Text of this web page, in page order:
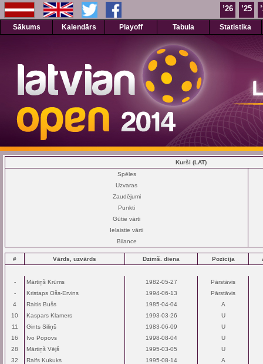
’25
’26
Sākums Kalendārs Playoff Tabula Statistika
Kurši (LAT)
Spēles
Uzvaras
Zaudējumi
Punkti
Gūtie vārti
Ielaistie vārti
Bilance
# Vārds, uzvārds Dzimš. diena Pozīcija
- Mārtiņš Krūms 1982-05-27
Pārstāvis
-
Kristaps Ošs-Ervins 1994-06-13
Pārstāvis
4
Raitis Bušs 1985-04-04
A
10
Kaspars Klamers 1993-03-26
U
11
Gints Siliņš 1983-06-09
U
16
Ivo Popovs 1998-08-04
U
28
Mārtiņš Vējš 1995-03-05
U
32
Ralfs Kukuks 1995-08-14
A